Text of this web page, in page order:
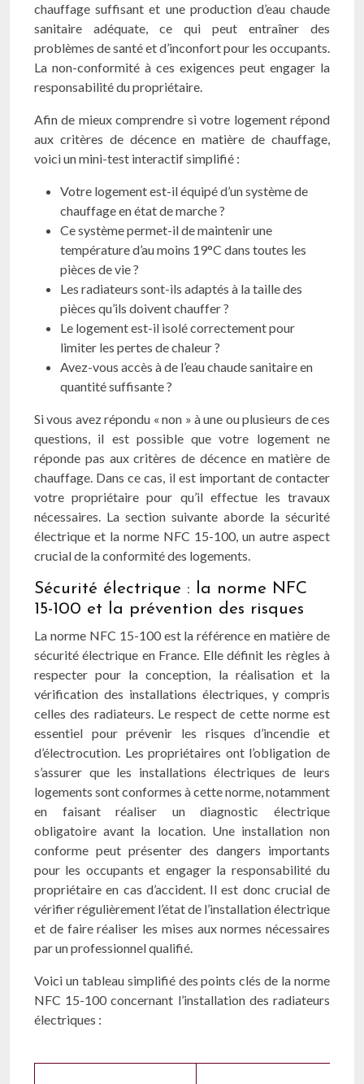
chauffage suffisant et une production d’eau chaude
sanitaire adéquate, ce qui peut entraîner des
problèmes de santé et d’inconfort pour les occupants.
La non-conformité à ces exigences peut engager la
responsabilité du propriétaire.
Afin de mieux comprendre si votre logement répond
aux critères de décence en matière de chauffage,
voici un mini-test interactif simplifié :
Votre logement est-il équipé d’un système de
chauffage en état de marche ?
Ce système permet-il de maintenir une
température d’au moins 19°C dans toutes les
pièces de vie ?
Les radiateurs sont-ils adaptés à la taille des
pièces qu’ils doivent chauffer ?
Le logement est-il isolé correctement pour
limiter les pertes de chaleur ?
Avez-vous accès à de l’eau chaude sanitaire en
quantité suffisante ?
Si vous avez répondu « non » à une ou plusieurs de ces
questions, il est possible que votre logement ne
réponde pas aux critères de décence en matière de
chauffage. Dans ce cas, il est important de contacter
votre propriétaire pour qu’il effectue les travaux
nécessaires. La section suivante aborde la sécurité
électrique et la norme NFC 15-100, un autre aspect
crucial de la conformité des logements.
Sécurité électrique : la norme NFC
15-100 et la prévention des risques
La norme NFC 15-100 est la référence en matière de
sécurité électrique en France. Elle définit les règles à
respecter pour la conception, la réalisation et la
vérification des installations électriques, y compris
celles des radiateurs. Le respect de cette norme est
essentiel pour prévenir les risques d’incendie et
d’électrocution. Les propriétaires ont l’obligation de
s’assurer que les installations électriques de leurs
logements sont conformes à cette norme, notamment
en faisant réaliser un diagnostic électrique
obligatoire avant la location. Une installation non
conforme peut présenter des dangers importants
pour les occupants et engager la responsabilité du
propriétaire en cas d’accident. Il est donc crucial de
vérifier régulièrement l’état de l’installation électrique
et de faire réaliser les mises aux normes nécessaires
par un professionnel qualifié.
Voici un tableau simplifié des points clés de la norme
NFC 15-100 concernant l’installation des radiateurs
électriques :